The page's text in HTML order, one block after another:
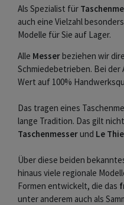
Als Spezialist für
auch eine Vielzahl
Modelle für Sie auf Lager.
Alle Messerbeziehen wir
Schmiedebetrieben. Bei der
Wert auf 100%
Das tragen eines
lange Tradition. Das gilt
Taschenmesserund Le
Über diese beiden
hinaus viele regionale
Formen entwickelt, die das
unter anderem auch als